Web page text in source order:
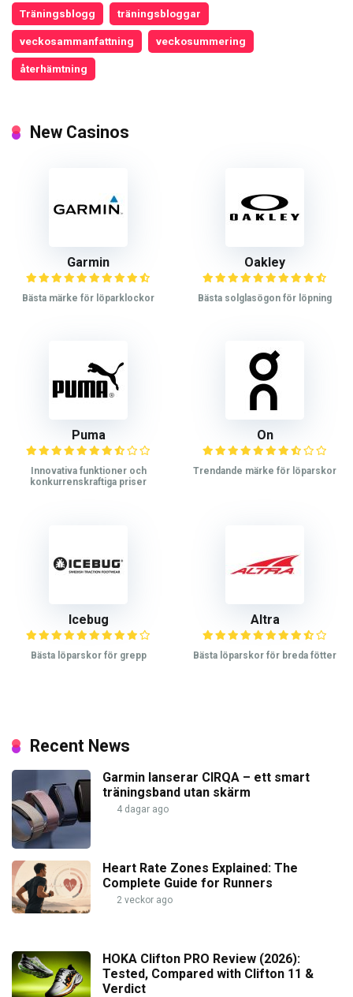
Träningsblogg träningsbloggar
veckosammanfattning veckosummering
återhämtning
New Casinos
Garmin
Bästa märke för löparklockor
Oakley
Bästa solglasögon för löpning
Puma
Innovativa funktioner och
konkurrenskraftiga priser
On
Trendande märke för löparskor
Icebug
Bästa löparskor för grepp
Altra
Bästa löparskor för breda fötter
Recent News
Garmin lanserar CIRQA – ett smart
träningsband utan skärm
4 dagar ago
Heart Rate Zones Explained: The
Complete Guide for Runners
2 veckor ago
HOKA Clifton PRO Review (2026):
Tested, Compared with Clifton 11 &
Verdict